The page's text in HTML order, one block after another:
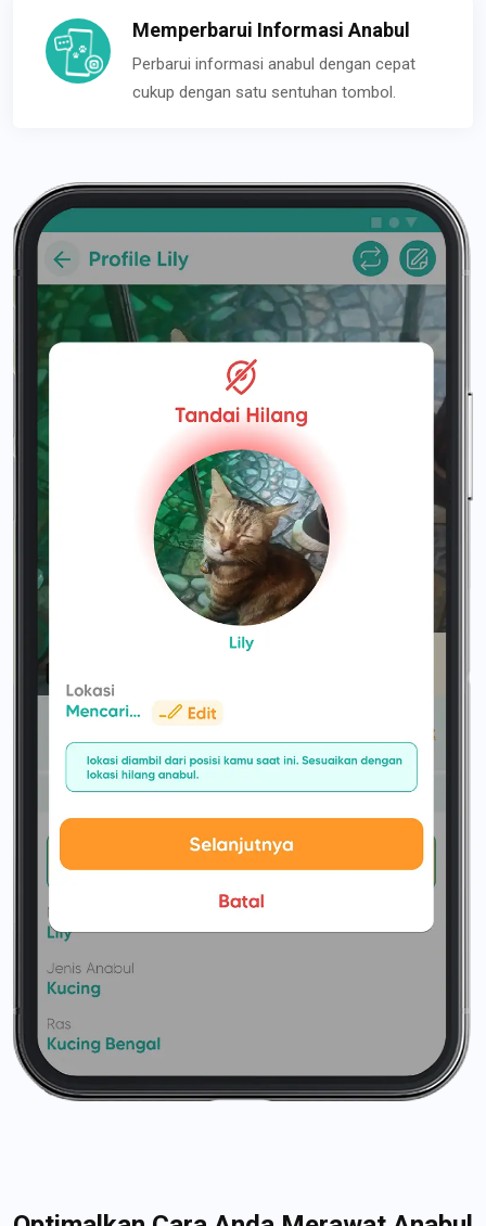
Memperbarui Informasi Anabul
Perbarui informasi anabul dengan cepat
cukup dengan satu sentuhan tombol.